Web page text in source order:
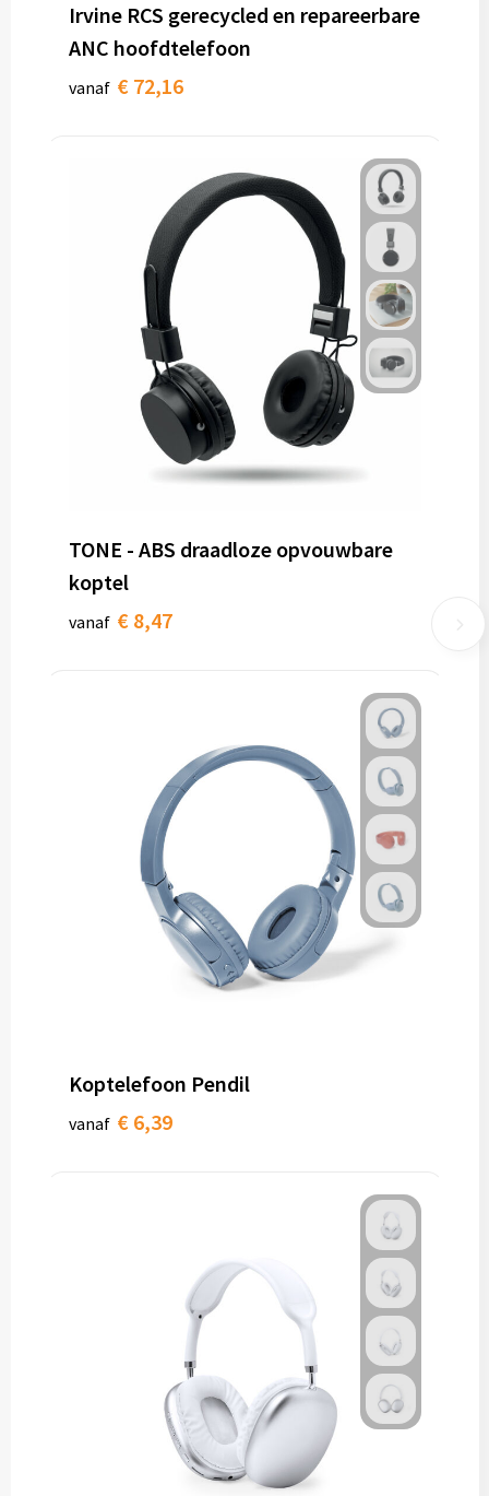
Irvine RCS gerecycled en repareerbare
ANC hoofdtelefoon
vanaf € 72,16
TONE - ABS draadloze opvouwbare
koptel
vanaf € 8,47
Koptelefoon Pendil
vanaf € 6,39